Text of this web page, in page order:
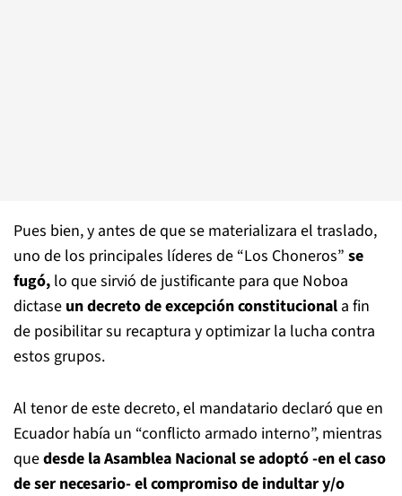
Pues bien, y antes de que se materializara el traslado,
uno de los principales líderes de “Los Choneros” se
fugó, lo que sirvió de justificante para que Noboa
dictase un decreto de excepción constitucional a fin
de posibilitar su recaptura y optimizar la lucha contra
estos grupos.
Al tenor de este decreto, el mandatario declaró que en
Ecuador había un “conflicto armado interno”, mientras
quedesde la Asamblea Nacionalse adoptó -en el caso
de ser necesario- el compromiso de indultar y/o